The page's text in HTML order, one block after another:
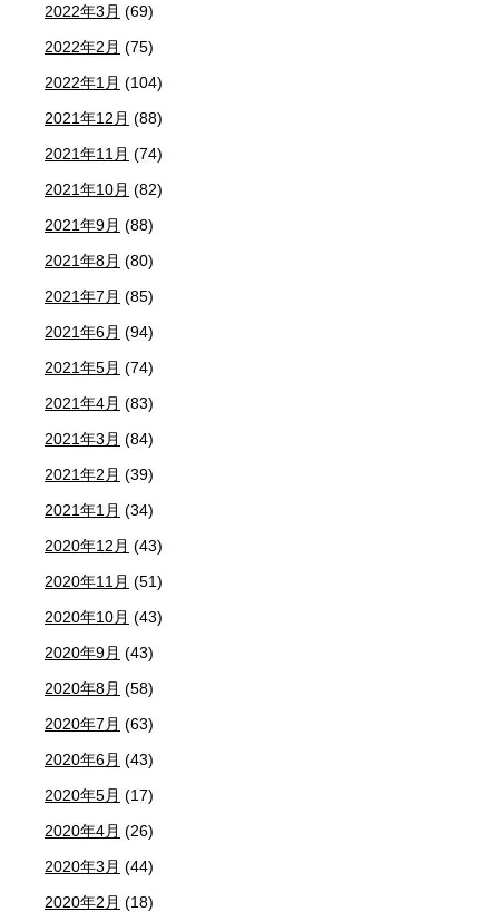
2022年3月 (69)
2022年2月 (75)
2022年1月 (104)
2021年12月 (88)
2021年11月 (74)
2021年10月 (82)
2021年9月 (88)
2021年8月 (80)
2021年7月 (85)
2021年6月 (94)
2021年5月 (74)
2021年4月 (83)
2021年3月 (84)
2021年2月 (39)
2021年1月 (34)
2020年12月 (43)
2020年11月 (51)
2020年10月 (43)
2020年9月 (43)
2020年8月 (58)
2020年7月 (63)
2020年6月 (43)
2020年5月 (17)
2020年4月 (26)
2020年3月 (44)
2020年2月 (18)